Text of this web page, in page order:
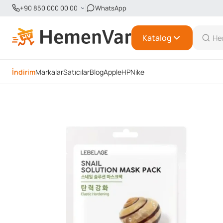
+90 850 000 00 00 WhatsApp
Katalog
İndirimMarkalarSatıcılarBlogAppleHPNike